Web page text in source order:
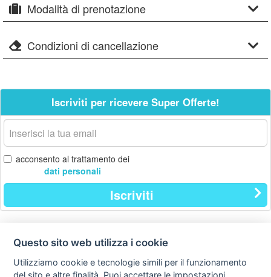
Modalità di prenotazione
Condizioni di cancellazione
Iscriviti per ricevere Super Offerte!
La
tua
email
acconsento al trattamento dei
dati personali
Iscriviti
Contatti
Privacy
Questo sito web utilizza i cookie
Utilizziamo cookie e tecnologie simili per il funzionamento
del sito e altre finalità. Puoi accettare le impostazioni